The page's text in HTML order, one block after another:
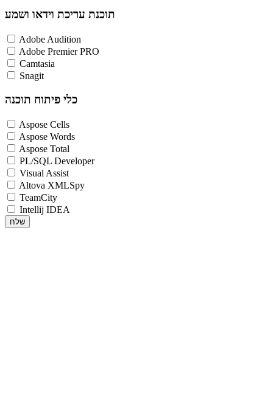
תוכנת עריכת וידאו ושמע
Adobe Audition
Adobe Premier PRO
Camtasia
Snagit
כלי פיתוח תוכנה
Aspose Cells
Aspose Words
Aspose Total
PL/SQL Developer
Visual Assist
Altova XMLSpy
TeamCity
Intellij IDEA